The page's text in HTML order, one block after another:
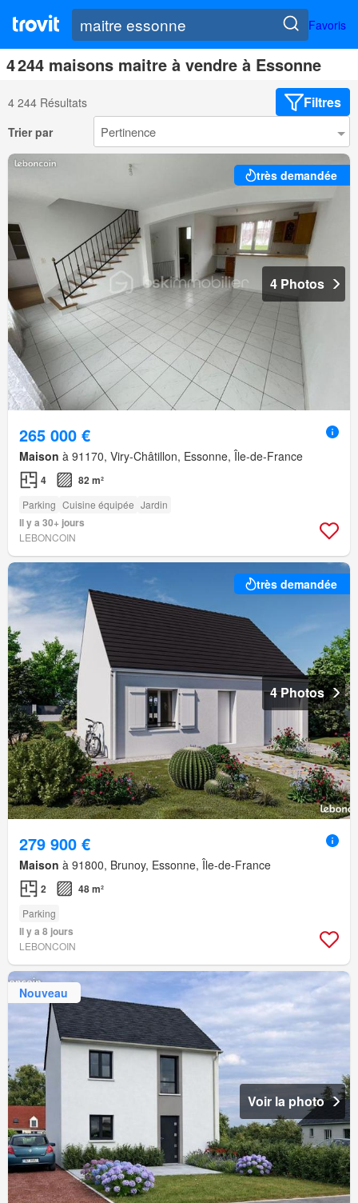
Favoris
4 244 maisons maitre à vendre à Essonne
4 244 Résultats Filtres
Trier par
très demandée
4 Photos
265 000 €
Maison à 91170, Viry-Châtillon, Essonne, Île-de-France
4 82 m²
Parking Cuisine équipée Jardin
Il y a 30+ jours
LEBONCOIN
très demandée
4 Photos
279 900 €
Maison à 91800, Brunoy, Essonne, Île-de-France
2 48 m²
Parking
Il y a 8 jours
LEBONCOIN
Nouveau
Voir la photo